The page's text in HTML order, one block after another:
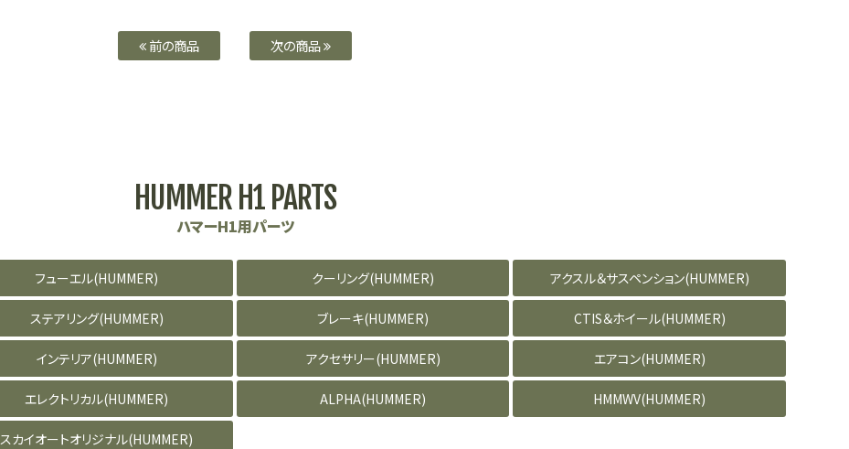
前の商品 次の商品
HUMMER H1 PARTS
ハマーH1用パーツ
フューエル(HUMMER) クーリング(HUMMER) アクスル＆サスペンション(HUMMER)
ステアリング(HUMMER) ブレーキ(HUMMER) CTIS＆ホイール(HUMMER)
インテリア(HUMMER) アクセサリー(HUMMER) エアコン(HUMMER)
エレクトリカル(HUMMER) ALPHA(HUMMER) HMMWV(HUMMER)
スカイオートオリジナル(HUMMER)